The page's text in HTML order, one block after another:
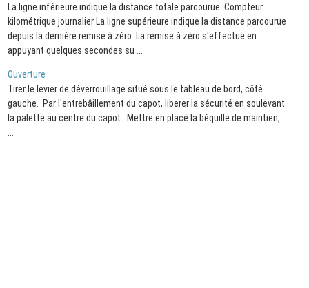
La ligne inférieure indique la distance totale parcourue. Compteur
kilométrique journalier La ligne supérieure indique la distance parcourue
depuis la dernière remise à zéro. La remise à zéro s'effectue en
appuyant quelques secondes su ...
Ouverture
Tirer le levier de déverrouillage situé sous le tableau de bord, côté
gauche. Par l'entrebâillement du capot, liberer la sécurité en soulevant
la palette au centre du capot. Mettre en placé la béquille de maintien,